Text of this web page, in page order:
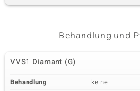
Behandlung und
VVS1 Diamant (G)
Behandlung
keine